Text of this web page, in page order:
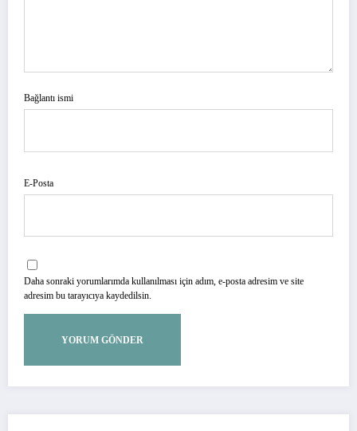
Bağlantı ismi
E-Posta
Daha sonraki yorumlarımda kullanılması için adım, e-posta adresim ve site
adresim bu tarayıcıya kaydedilsin.